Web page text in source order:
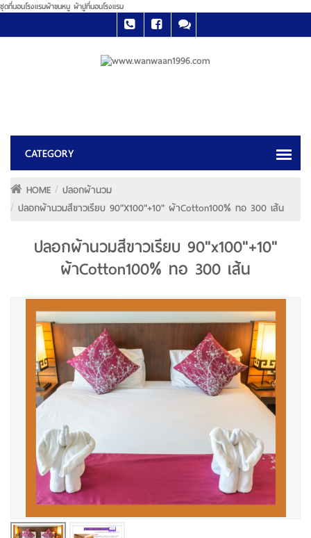
ชุดที่นอนโรงแรมผ้าขนหนู ผ้าปูที่นอนโรงแรม
HOME
ปลอกผ้านวม
ปลอกผ้านวมสีขาวเรียบ 90"x100"+10" ผ้าCotton100% ทอ 300 เส้น
ปลอกผ้านวมสีขาวเรียบ 90"x100"+10"
ผ้าCotton100% ทอ 300 เส้น